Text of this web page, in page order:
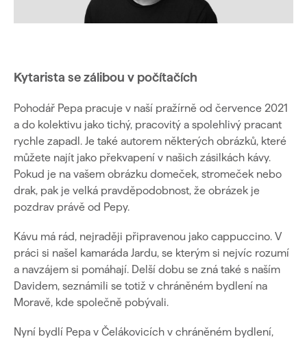
Kytarista se zálibou v počítačích
Pohodář Pepa pracuje v naší pražírně od července 2021
a do kolektivu jako tichý, pracovitý a spolehlivý pracant
rychle zapadl. Je také autorem některých obrázků, které
můžete najít jako překvapení v našich zásilkách kávy.
Pokud je na vašem obrázku domeček, stromeček nebo
drak, pak je velká pravděpodobnost, že obrázek je
pozdrav právě od Pepy.
Kávu má rád, nejraději připravenou jako cappuccino. V
práci si našel kamaráda Jardu, se kterým si nejvíc rozumí
a navzájem si pomáhají. Delší dobu se zná také s naším
Davidem, seznámili se totiž v chráněném bydlení na
Moravě, kde společně pobývali.
Nyní bydlí Pepa v Čelákovicích v chráněném bydlení,